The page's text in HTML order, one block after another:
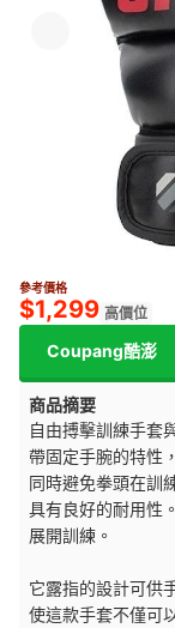
參考價格
$1,299 高價位
Coupang酷澎
商品摘要
自由搏擊訓練手套
帶固定手腕的特性
同時避免拳頭在訓
具有良好的耐用性
展開訓練。
它露指的設計可供
使這款手套不僅可